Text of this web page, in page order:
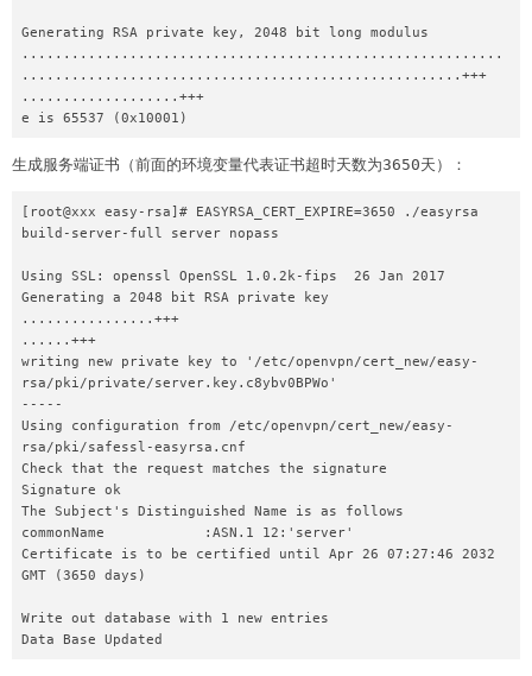
Generating RSA private key, 2048 bit long modulus
..........................................................
.....................................................+++
...................+++
e is 65537 (0x10001)
生成服务端证书（前面的环境变量代表证书超时天数为3650天）：
[root@xxx easy-rsa]# EASYRSA_CERT_EXPIRE=3650 ./easyrsa
build-server-full server nopass
Using SSL: openssl OpenSSL 1.0.2k-fips  26 Jan 2017
Generating a 2048 bit RSA private key
................+++
......+++
writing new private key to '/etc/openvpn/cert_new/easy-
rsa/pki/private/server.key.c8ybv0BPWo'
-----
Using configuration from /etc/openvpn/cert_new/easy-
rsa/pki/safessl-easyrsa.cnf
Check that the request matches the signature
Signature ok
The Subject's Distinguished Name is as follows
commonName            :ASN.1 12:'server'
Certificate is to be certified until Apr 26 07:27:46 2032
GMT (3650 days)
Write out database with 1 new entries
Data Base Updated